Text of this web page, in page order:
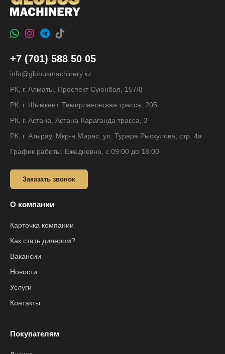
+7 (701) 588 50 05
info@globusmachinery.kz
РК, г. Алматы, Проспект Суюнбая, 157/8
РК, г. Шымкент, Темирлановская трасса, 205
РК, г. Астана, Астана-Караганда трасса, 3
РК, г. Атырау, Мкр-н Мирас, ул. Турара Рыскулова, стр. 4а
График работы: Ежедневно, с 09:00 до 18:00
Заказать звонок
О компании
Карточка компании
Как стать дилером?
Вакансии
Новости
Услуги
Контакты
Покупателям